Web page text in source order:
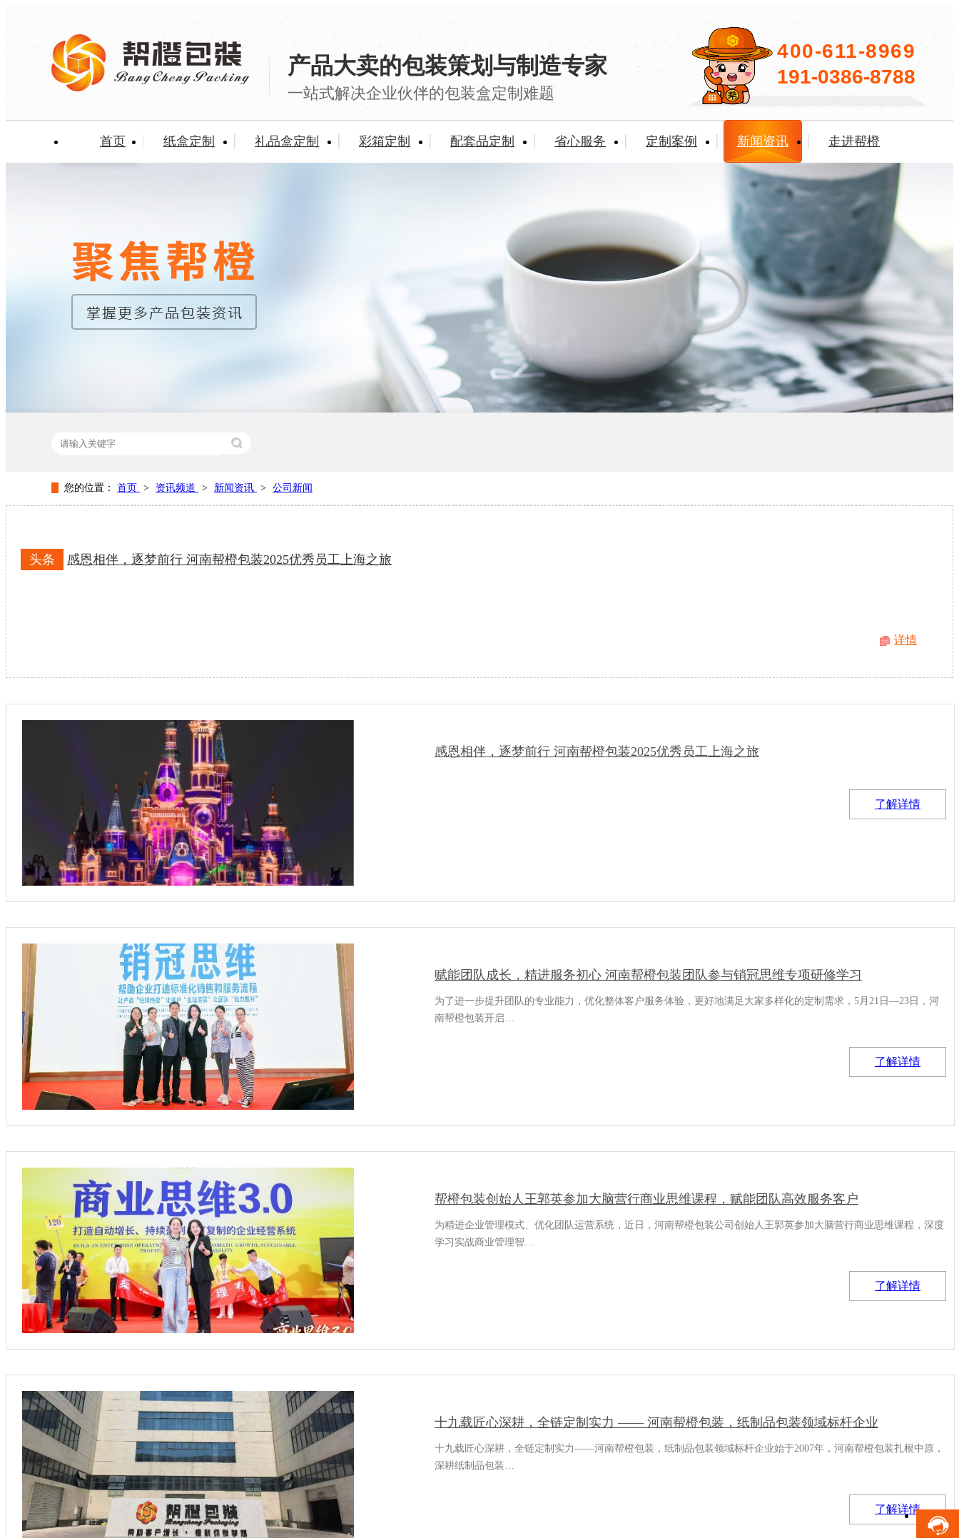
产品大卖的包装策划与制造专家
一站式解决企业伙伴的包装盒定制难题
400-611-8969
191-0386-8788
首页 纸盒定制 礼品盒定制 彩箱定制 配套品定制 省心服务 定制案例 新闻资讯 走进帮橙
热门关键词： 纸盒包装厂家 纸盒包装设计 包装纸盒生产厂家
您的位置： 首页 > 资讯频道 > 新闻资讯 > 公司新闻
感恩相伴，逐梦前行 河南帮橙包装2025优秀员工上海之旅
头条
详情
感恩相伴，逐梦前行 河南帮橙包装2025优秀员工上海之旅
了解详情
赋能团队成长，精进服务初心 河南帮橙包装团队参与销冠思维专项研修学习
为了进一步提升团队的专业能力，优化整体客户服务体验，更好地满足大家多样化的定制需求，5月21日—23日，河
南帮橙包装开启…
了解详情
帮橙包装创始人王郭英参加大脑营行商业思维课程，赋能团队高效服务客户
为精进企业管理模式、优化团队运营系统，近日，河南帮橙包装公司创始人王郭英参加大脑营行商业思维课程，深度
学习实战商业管理智…
了解详情
十九载匠心深耕，全链定制实力 —— 河南帮橙包装，纸制品包装领域标杆企业
十九载匠心深耕，全链定制实力——河南帮橙包装，纸制品包装领域标杆企业始于2007年，河南帮橙包装扎根中原，
深耕纸制品包装…
了解详情